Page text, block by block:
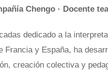
Chengo · Docente
dedicado a la
Francia y España, ha
creación colectiva y